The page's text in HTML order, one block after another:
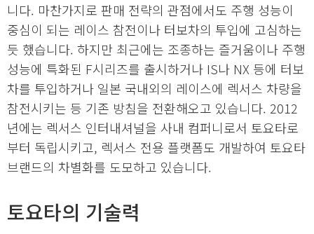
니다. 마찬가지로 판매 전략의 관점에서도 주행 성능이
중심이 되는 레이스 참전이나 터보차의 투입에 고심하는
듯 했습니다. 하지만 최근에는 조종하는 즐거움이나 주행
성능에 특화된 F시리즈를 출시하거나 IS나 NX 등에 터보
차를 투입하거나 일본 국내외의 레이스에 렉서스 차량을
참전시키는 등 기존 방침을 전환해오고 있습니다. 2012
년에는 렉서스 인터내셔널을 사내 컴퍼니로서 토요타로
부터 독립시키고, 렉서스 전용 플랫폼도 개발하여 토요타
브랜드의 차별화를 도모하고 있습니다.
토요타의 기술력